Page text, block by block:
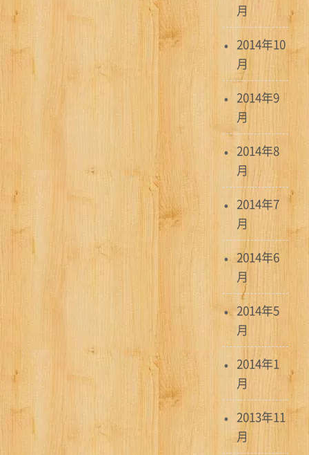
月
2014年10
月
2014年9
月
2014年8
月
2014年7
月
2014年6
月
2014年5
月
2014年1
月
2013年11
月